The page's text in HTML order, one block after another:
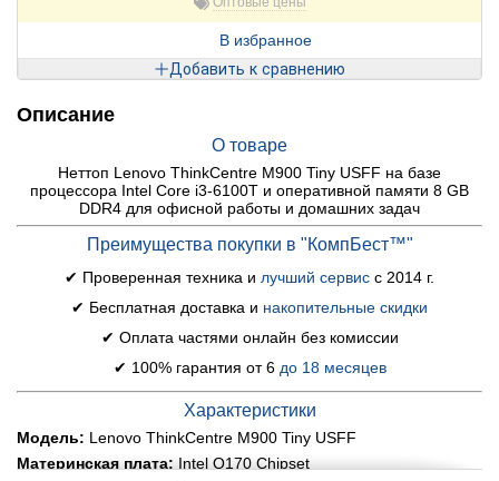
В избранное
Добавить к сравнению
Описание
О товаре
Неттоп Lenovo ThinkCentre M900 Tiny USFF на базе
процессора Intel Core i3-6100T и оперативной памяти 8 GB
DDR4 для офисной работы и домашних задач
Преимущества покупки в "КомпБест™"
✔ Проверенная техника и лучший сервис с 2014 г.
✔ Бесплатная доставка и накопительные скидки
✔ Оплата частями онлайн без комиссии
✔ 100% гарантия от 6 до 18 месяцев
Характеристики
Модель: Lenovo ThinkCentre M900 Tiny USFF
Материнская плата: Intel Q170 Chipset